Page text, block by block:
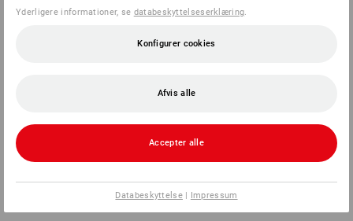
Yderligere informationer, se databeskyttelseserklæring
Konfigurer cookies
Afvis alle
Accepter alle
Databeskyttelse| Impressum